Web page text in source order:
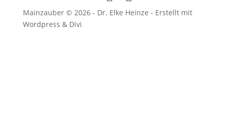
Mainzauber © 2026 - Dr. Elke Heinze - Erstellt mit
Wordpress & Divi